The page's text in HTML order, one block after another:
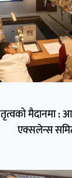
मैदानमा :
एक्सलेन्स